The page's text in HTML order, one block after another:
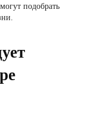
подобрать